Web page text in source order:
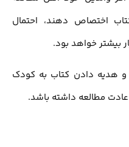
اختصاص دهند، احتمال
بیشتر خواهد بود.
و هدیه دادن کتاب به کودک
مطالعه داشته باشد.